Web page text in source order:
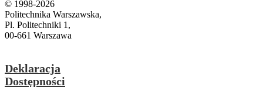
© 1998-2026
Politechnika Warszawska,
Pl. Politechniki 1,
00-661 Warszawa
Deklaracja
Dostępności